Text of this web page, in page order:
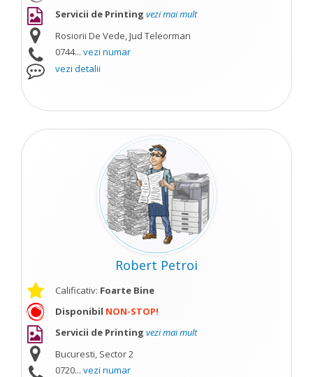
Servicii de Printing vezi mai mult
Rosiorii De Vede, Jud Teleorman
0744... vezi numar
vezi detalii
Robert Petroi
Calificativ: Foarte Bine
Disponibil NON-STOP!
Servicii de Printing vezi mai mult
Bucuresti, Sector 2
0720... vezi numar